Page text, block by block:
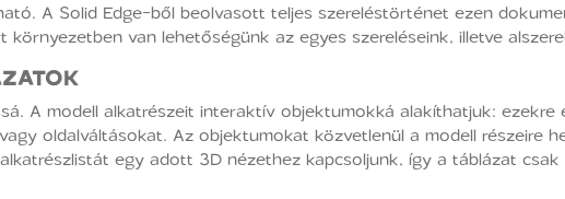
A Solid Edge-ből beolvasott teljes szereléstörténet ezen
van lehetőségünk az egyes szereléseink, illetve
A modell alkatrészeit interaktív objektumokká alakíthatjuk: ezekre
oldalváltásokat. Az objektumokat közvetlenül a modell részeire
egy adott 3D nézethez kapcsoljunk, így a táblázat